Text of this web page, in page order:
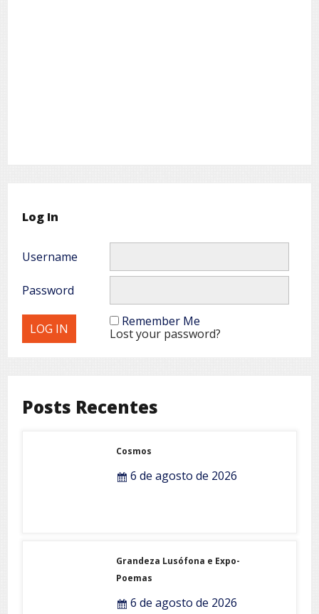
Log In
Username
Password
Remember Me
Lost your password?
Posts Recentes
Cosmos
6 de agosto de 2026
Grandeza Lusófona e Expo-
Poemas
6 de agosto de 2026